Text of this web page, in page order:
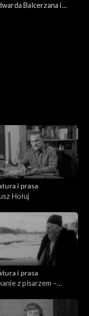
Balcerzana i
i prasa
Hołuj
i prasa
z pisarzem –